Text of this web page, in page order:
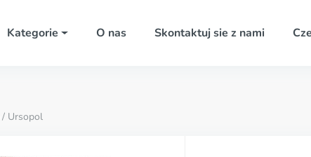
Kategorie O nas Skontaktuj sie z nami
/ Ursopol